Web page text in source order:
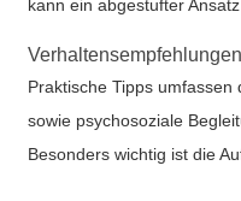
kann ein abgestufter
Praktische Tipps
sowie psychosoziale
Besonders wichtig ist die